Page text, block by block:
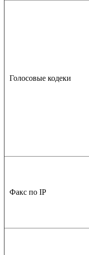
Голосовые кодеки
Факс по IP